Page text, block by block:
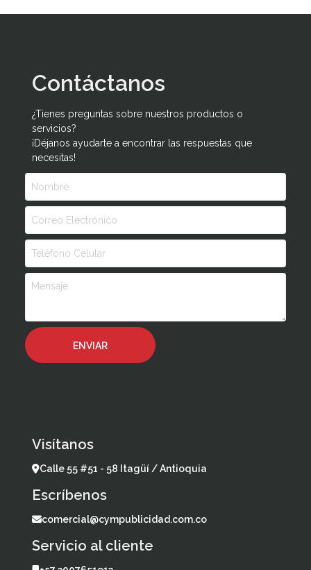
Contáctanos
¿Tienes preguntas sobre nuestros productos o
servicios?
¡Déjanos ayudarte a encontrar las respuestas que
necesitas!
Visítanos
Calle 55 #51 - 58 Itagüí / Antioquia
Escríbenos
comercial@cympublicidad.com.co
Servicio al cliente